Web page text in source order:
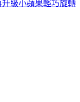
級小蘋果輕巧旋轉